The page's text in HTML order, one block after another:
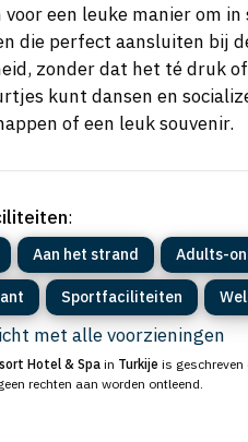
voor een leuke manier om
die perfect aansluiten bij
zonder dat het té druk
kunt dansen en
of een leuk souvenir.
:
Aan het strand Adults-
Sportfaciliteiten
met alle voorzieningen
Hotel & Spa in Turkije is geschreven
rechten aan worden ontleend.